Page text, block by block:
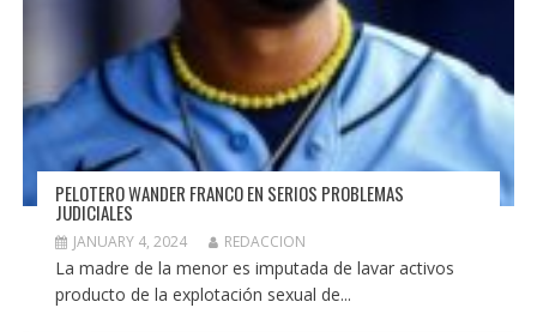
PELOTERO WANDER FRANCO EN SERIOS PROBLEMAS
JUDICIALES
JANUARY 4, 2024 REDACCION
La madre de la menor es imputada de lavar activos
producto de la explotación sexual de...